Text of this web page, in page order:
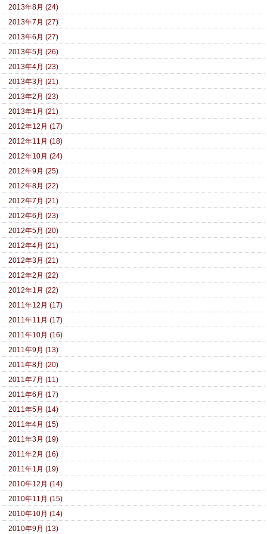
2013年8月 (24)
2013年7月 (27)
2013年6月 (27)
2013年5月 (26)
2013年4月 (23)
2013年3月 (21)
2013年2月 (23)
2013年1月 (21)
2012年12月 (17)
2012年11月 (18)
2012年10月 (24)
2012年9月 (25)
2012年8月 (22)
2012年7月 (21)
2012年6月 (23)
2012年5月 (20)
2012年4月 (21)
2012年3月 (21)
2012年2月 (22)
2012年1月 (22)
2011年12月 (17)
2011年11月 (17)
2011年10月 (16)
2011年9月 (13)
2011年8月 (20)
2011年7月 (11)
2011年6月 (17)
2011年5月 (14)
2011年4月 (15)
2011年3月 (19)
2011年2月 (16)
2011年1月 (19)
2010年12月 (14)
2010年11月 (15)
2010年10月 (14)
2010年9月 (13)